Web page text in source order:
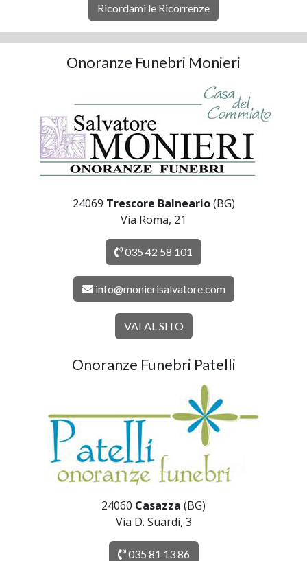
Ricordami le Ricorrenze
Onoranze Funebri Monieri
24069 Trescore Balneario(BG)
Via Roma, 21
035 42 58 101
info@monierisalvatore.com
VAI AL SITO
Onoranze Funebri Patelli
24060 Casazza (BG)
Via D. Suardi, 3
035 81 13 86